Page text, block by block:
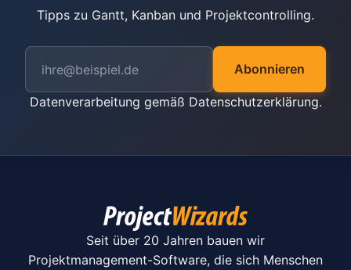
Tipps zu Gantt, Kanban und Projektcontrolling.
Abonnieren
Datenverarbeitung gemäß Datenschutzerklärung.
Seit über 20 Jahren bauen wir
Projektmanagement-Software, die sich Menschen